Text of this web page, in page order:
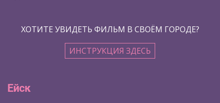
ХОТИТЕ УВИДЕТЬ ФИЛЬМ В СВОЁМ ГОРОДЕ?
ИНСТРУКЦИЯ ЗДЕСЬ
Ейск